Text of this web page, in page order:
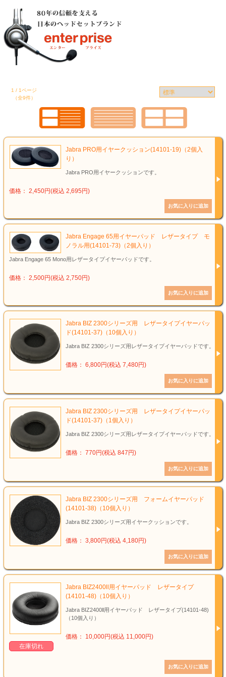
1 / 1ページ
（全9件）
Jabra PRO用イヤークッション(14101-19)（2個入
り）
Jabra PRO用イヤークッションです。
価格： 2,450円(税込 2,695円)
Jabra Engage 65用イヤーパッド レザータイプ モ
ノラル用(14101-73)（2個入り）
Jabra Engage 65 Mono用レザータイプイヤーパッドです。
価格： 2,500円(税込 2,750円)
Jabra BIZ 2300シリーズ用 レザータイプイヤーパッ
ド(14101-37)（10個入り）
Jabra BIZ 2300シリーズ用レザータイプイヤーパッドです。
価格： 6,800円(税込 7,480円)
Jabra BIZ 2300シリーズ用 レザータイプイヤーパッ
ド(14101-37)（1個入り）
Jabra BIZ 2300シリーズ用レザータイプイヤーパッドです。
価格： 770円(税込 847円)
Jabra BIZ 2300シリーズ用 フォームイヤーパッド
(14101-38)（10個入り）
Jabra BIZ 2300シリーズ用イヤークッションです。
価格： 3,800円(税込 4,180円)
Jabra BIZ2400ll用イヤーパッド レザータイプ
(14101-48)（10個入り）
Jabra BIZ2400ll用イヤーパッド レザータイプ(14101-48)
（10個入り）
価格： 10,000円(税込 11,000円)
在庫切れ